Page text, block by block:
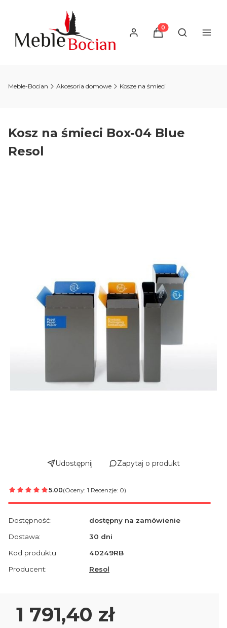
Produkty w
Otwórz
Meble-Bocian Akcesoria domowe Kosze na śmieci
Kosz na śmieci Box-04 Blue
Resol
Udostępnij Zapytaj o produkt
5.00(Oceny: 1 Recenzje: 0)
Dostępność:
dostępny na zamówienie
Dostawa:
30 dni
Kod produktu:
40249RB
Producent:
Resol
Cena
1 791,40 zł